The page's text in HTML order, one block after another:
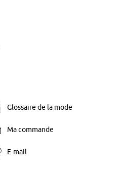
Glossaire de la mode
Ma commande
E-mail